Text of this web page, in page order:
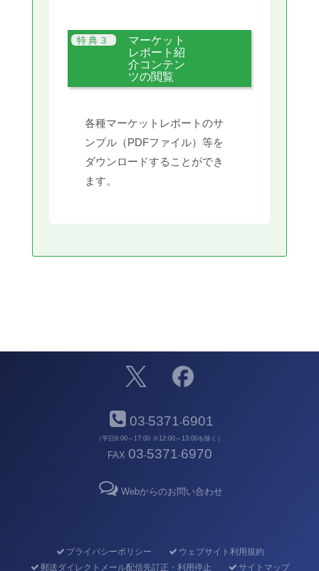
マーケット
レポート紹
介コンテン
ツの閲覧
各種マーケットレポートのサ
ンプル（PDFファイル）等を
ダウンロードすることができ
ます。
03-5371-6901
（平日9:00～17:00 ※12:00～13:00を除く）
FAX 03-5371-6970
Webからのお問い合わせ
プライバシーポリシー
ウェブサイト利用規約
郵送ダイレクトメール配信先訂正・利用停止
サイトマップ